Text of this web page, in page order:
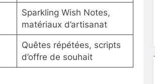
Sparkling Wish Notes,
matériaux d’artisanat
Quêtes répétées, scripts
d’offre de souhait